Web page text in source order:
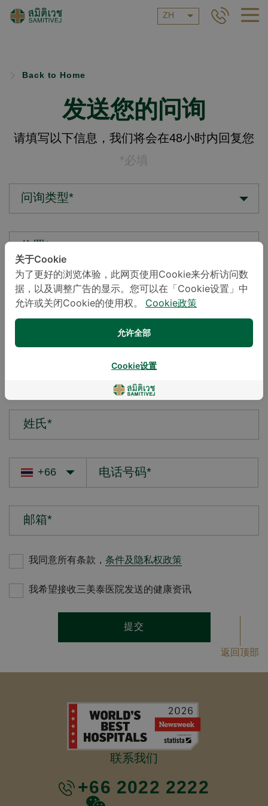
ZH
Back to Home
发送您的问询
请填写以下信息，我们将会在48小时内回复您
*必填
问询类型*
您的疑问*
姓氏*
邮箱*
我同意所有条款， 条件及隐私权政策
我希望接收三美泰医院发送的健康资讯
提交
返回顶部
联系我们
+66 2022 2222
关于Cookie
为了更好的浏览体验，此网页使用Cookie来分析访问数
据，以及调整广告的显示。您可以在「Cookie设置」中
允许或关闭Cookie的使用权。
Cookie政策
允许全部
Cookie设置